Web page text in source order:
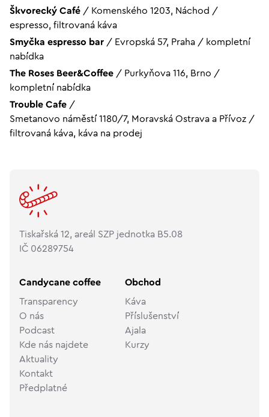
Škvorecký Café / Komenského 1203, Náchod /
espresso, filtrovaná káva
Smyčka espresso bar / Evropská 57, Praha / kompletní
nabídka
The Roses Beer&Coffee / Purkyňova 116, Brno /
kompletní nabídka
Trouble Cafe /
Smetanovo náměstí 1180/7, Moravská Ostrava a Přívoz /
filtrovaná káva, káva na prodej
Tiskařská 12, areál SZP jednotka B5.08
IČ 06289754
Candycane coffee
Transparency
O nás
Podcast
Kde nás najdete
Aktuality
Kontakt
Předplatné
Obchod
Káva
Příslušenství
Ajala
Kurzy